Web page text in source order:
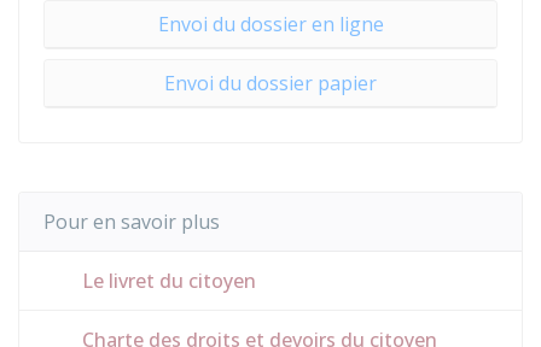
Envoi du dossier en ligne
Envoi du dossier papier
Pour en savoir plus
Le livret du citoyen
Charte des droits et devoirs du citoyen